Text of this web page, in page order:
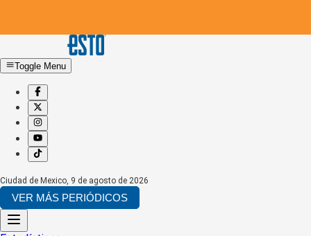
Toggle Menu
Ciudad de Mexico, 9 de agosto de 2026
VER MÁS PERIÓDICOS